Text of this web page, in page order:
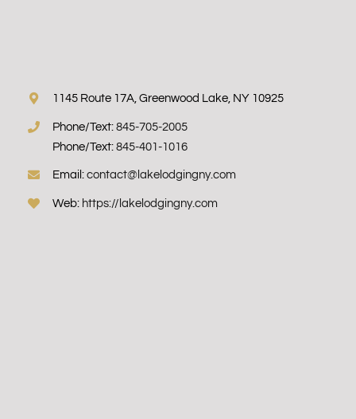
1145 Route 17A, Greenwood Lake, NY 10925
Phone/Text: 845-705-2005
Phone/Text: 845-401-1016
Email: contact@lakelodgingny.com
Web: https://lakelodgingny.com